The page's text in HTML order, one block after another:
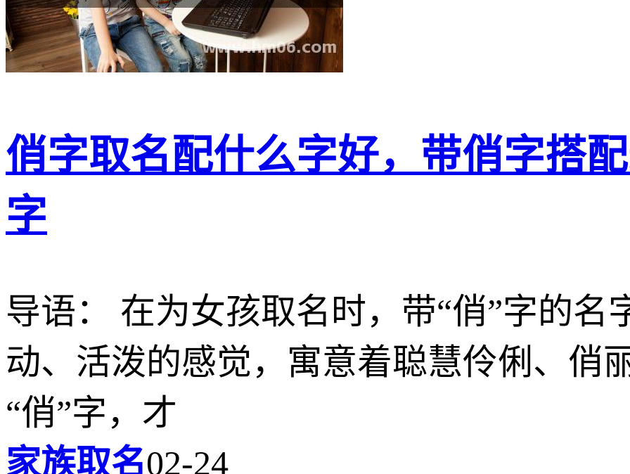
俏字取名配什么字好，带俏字搭
字
导语： 在为女孩取名时，带“俏”字的名
动、活泼的感觉，寓意着聪慧伶俐、俏
“俏”字，才
家族取名02-24